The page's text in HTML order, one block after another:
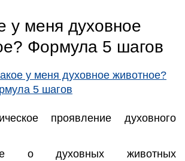
у меня духовное
Формула 5 шагов
проявление духовного
о духовных животных